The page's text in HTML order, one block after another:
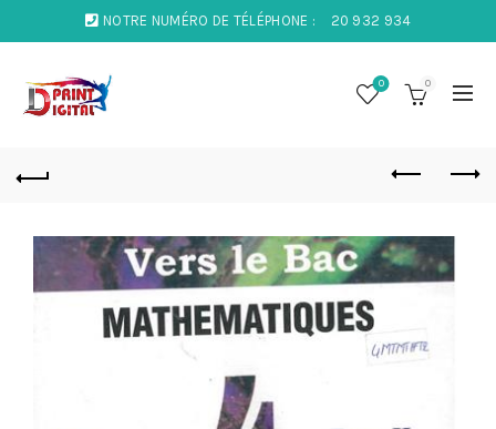
NOTRE NUMÉRO DE TÉLÉPHONE : 20 932 934
0 0